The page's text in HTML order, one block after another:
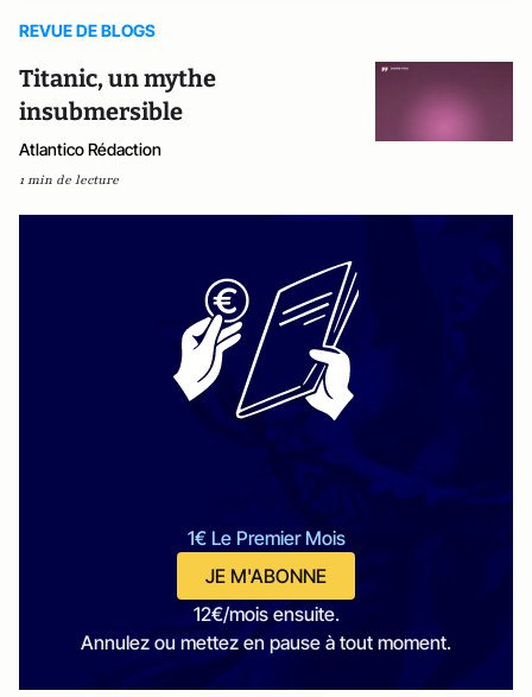
REVUE DE BLOGS
Titanic, un mythe
insubmersible
Atlantico Rédaction
1 min de lecture
1€ Le Premier Mois
JE M'ABONNE
12€/mois ensuite.
Annulez ou mettez en pause à tout moment.